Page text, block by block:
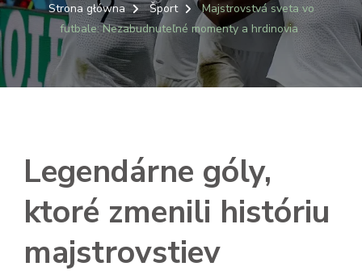
Strona główna Šport
Majstrovstvá sveta vo
futbale: Nezabudnuteľné momenty a hrdinovia
Legendárne góly,
ktoré zmenili históriu
majstrovstiev